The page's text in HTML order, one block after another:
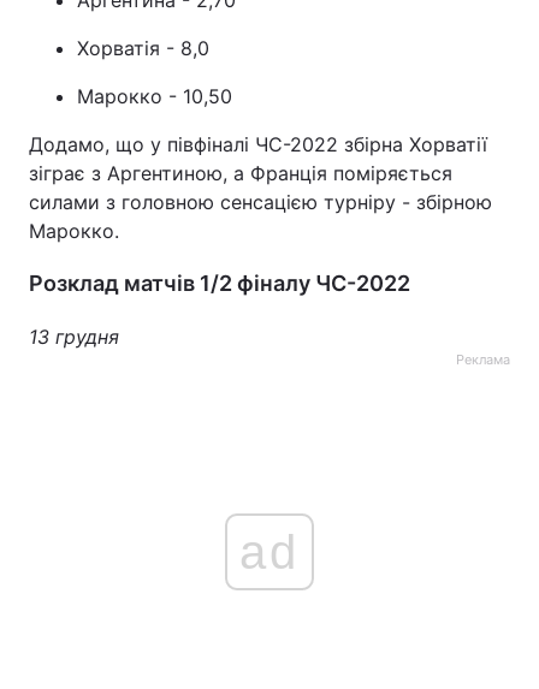
Хорватія - 8,0
Марокко - 10,50
Додамо, що у півфіналі ЧС-2022 збірна Хорватії
зіграє з Аргентиною, а Франція поміряється
силами з головною сенсацією турніру - збірною
Марокко.
Розклад матчів 1/2 фіналу ЧС-2022
13 грудня
Реклама
ad